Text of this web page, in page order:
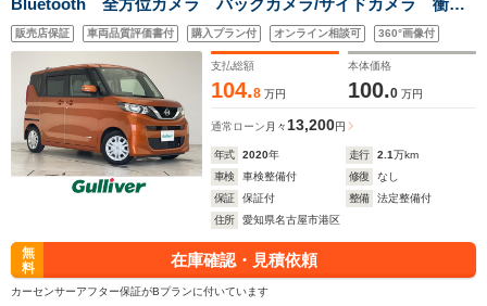
Bluetooth 全方位カメラ バックカメラ/サイドカメラ 衝突
軽減ブレーキ 快適パックA 両側パワースライド/パワースラ
イド 社外アルミホイール
販売店保証 車両品質評価書付 購入プラン付 オンライン相談可 360°画像付
支払総額
104.8 万円
本体価格
100.0 万円
通常ローン 月々 13,200円
年式 2020年 走行 2.1万km
車検
車検整備付 修復
なし
保証
保証付 整備
法定整備付
住所
愛知県名古屋市港区
無
料
在庫確認・見積依頼
カーセンサーアフター保証がBプランに付いています